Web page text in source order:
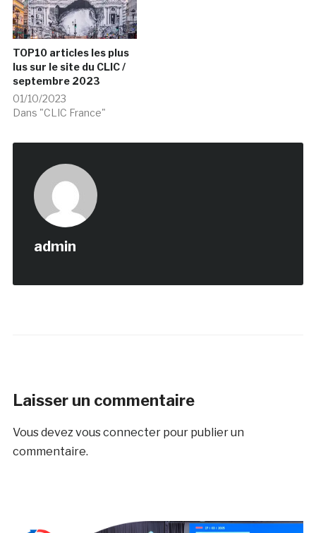
TOP10 articles les plus
lus sur le site du CLIC /
septembre 2023
01/10/2023
Dans "CLIC France"
admin
Laisser un commentaire
Vous devez vous connecterpour publier un
commentaire.